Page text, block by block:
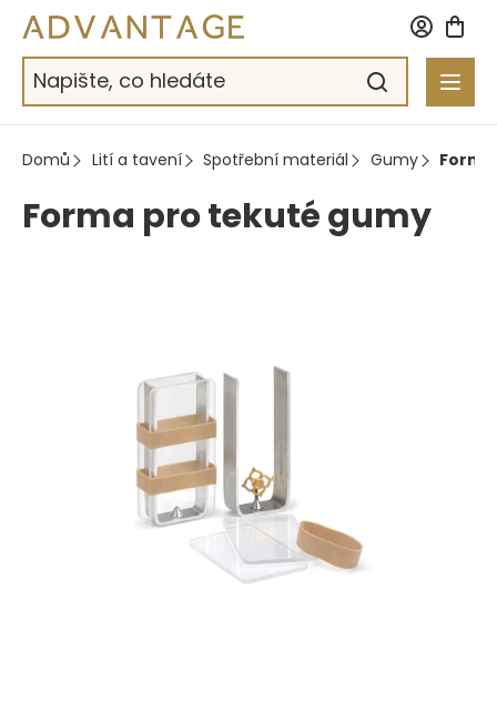
Přejít
obsah
Domů Lití a tavení Spotřební materiál Gumy
Forma pro tekuté gumy